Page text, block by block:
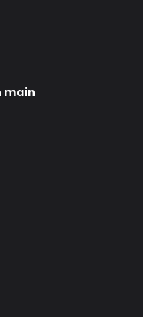
main